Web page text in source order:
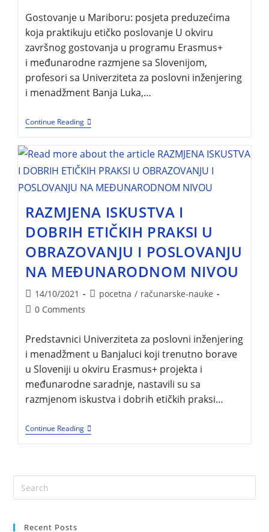
Gostovanje u Mariboru: posjeta preduzećima
koja praktikuju etičko poslovanje U okviru
završnog gostovanja u programu Erasmus+
i međunarodne razmjene sa Slovenijom,
profesori sa Univerziteta za poslovni inženjering
i menadžment Banja Luka,…
Continue Reading
RAZMJENA ISKUSTVA I
DOBRIH ETIČKIH PRAKSI U
OBRAZOVANJU I POSLOVANJU
NA MEĐUNARODNOM NIVOU
14/10/2021 pocetna / računarske-nauke
0 Comments
Predstavnici Univerziteta za poslovni inženjering
i menadžment u Banjaluci koji trenutno borave
u Sloveniji u okviru Erasmus+ projekta i
međunarodne saradnje, nastavili su sa
razmjenom iskustva i dobrih etičkih praksi…
Continue Reading
Recent Posts